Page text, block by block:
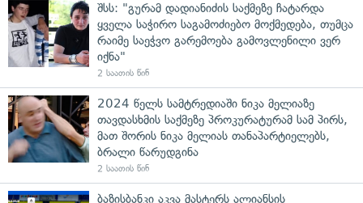
შსს: "გურამ დადიანიძის საქმეზე ჩატარდა
ყველა საჭირო საგამოძიებო მოქმედება, თუმცა
რაიმე საეჭვო გარემოება გამოვლენილი ვერ
იქნა"
2 საათის წინ
2024 წელს სამტრედიაში ნიკა მელიაზე
თავდასხმის საქმეზე პროკურატურამ სამ პირს,
მათ შორის ნიკა მელიას თანაპარტიელებს,
ბრალი წარუდგინა
2 საათის წინ
ბაზისბანკი აკვა მასტერს ალიანსის